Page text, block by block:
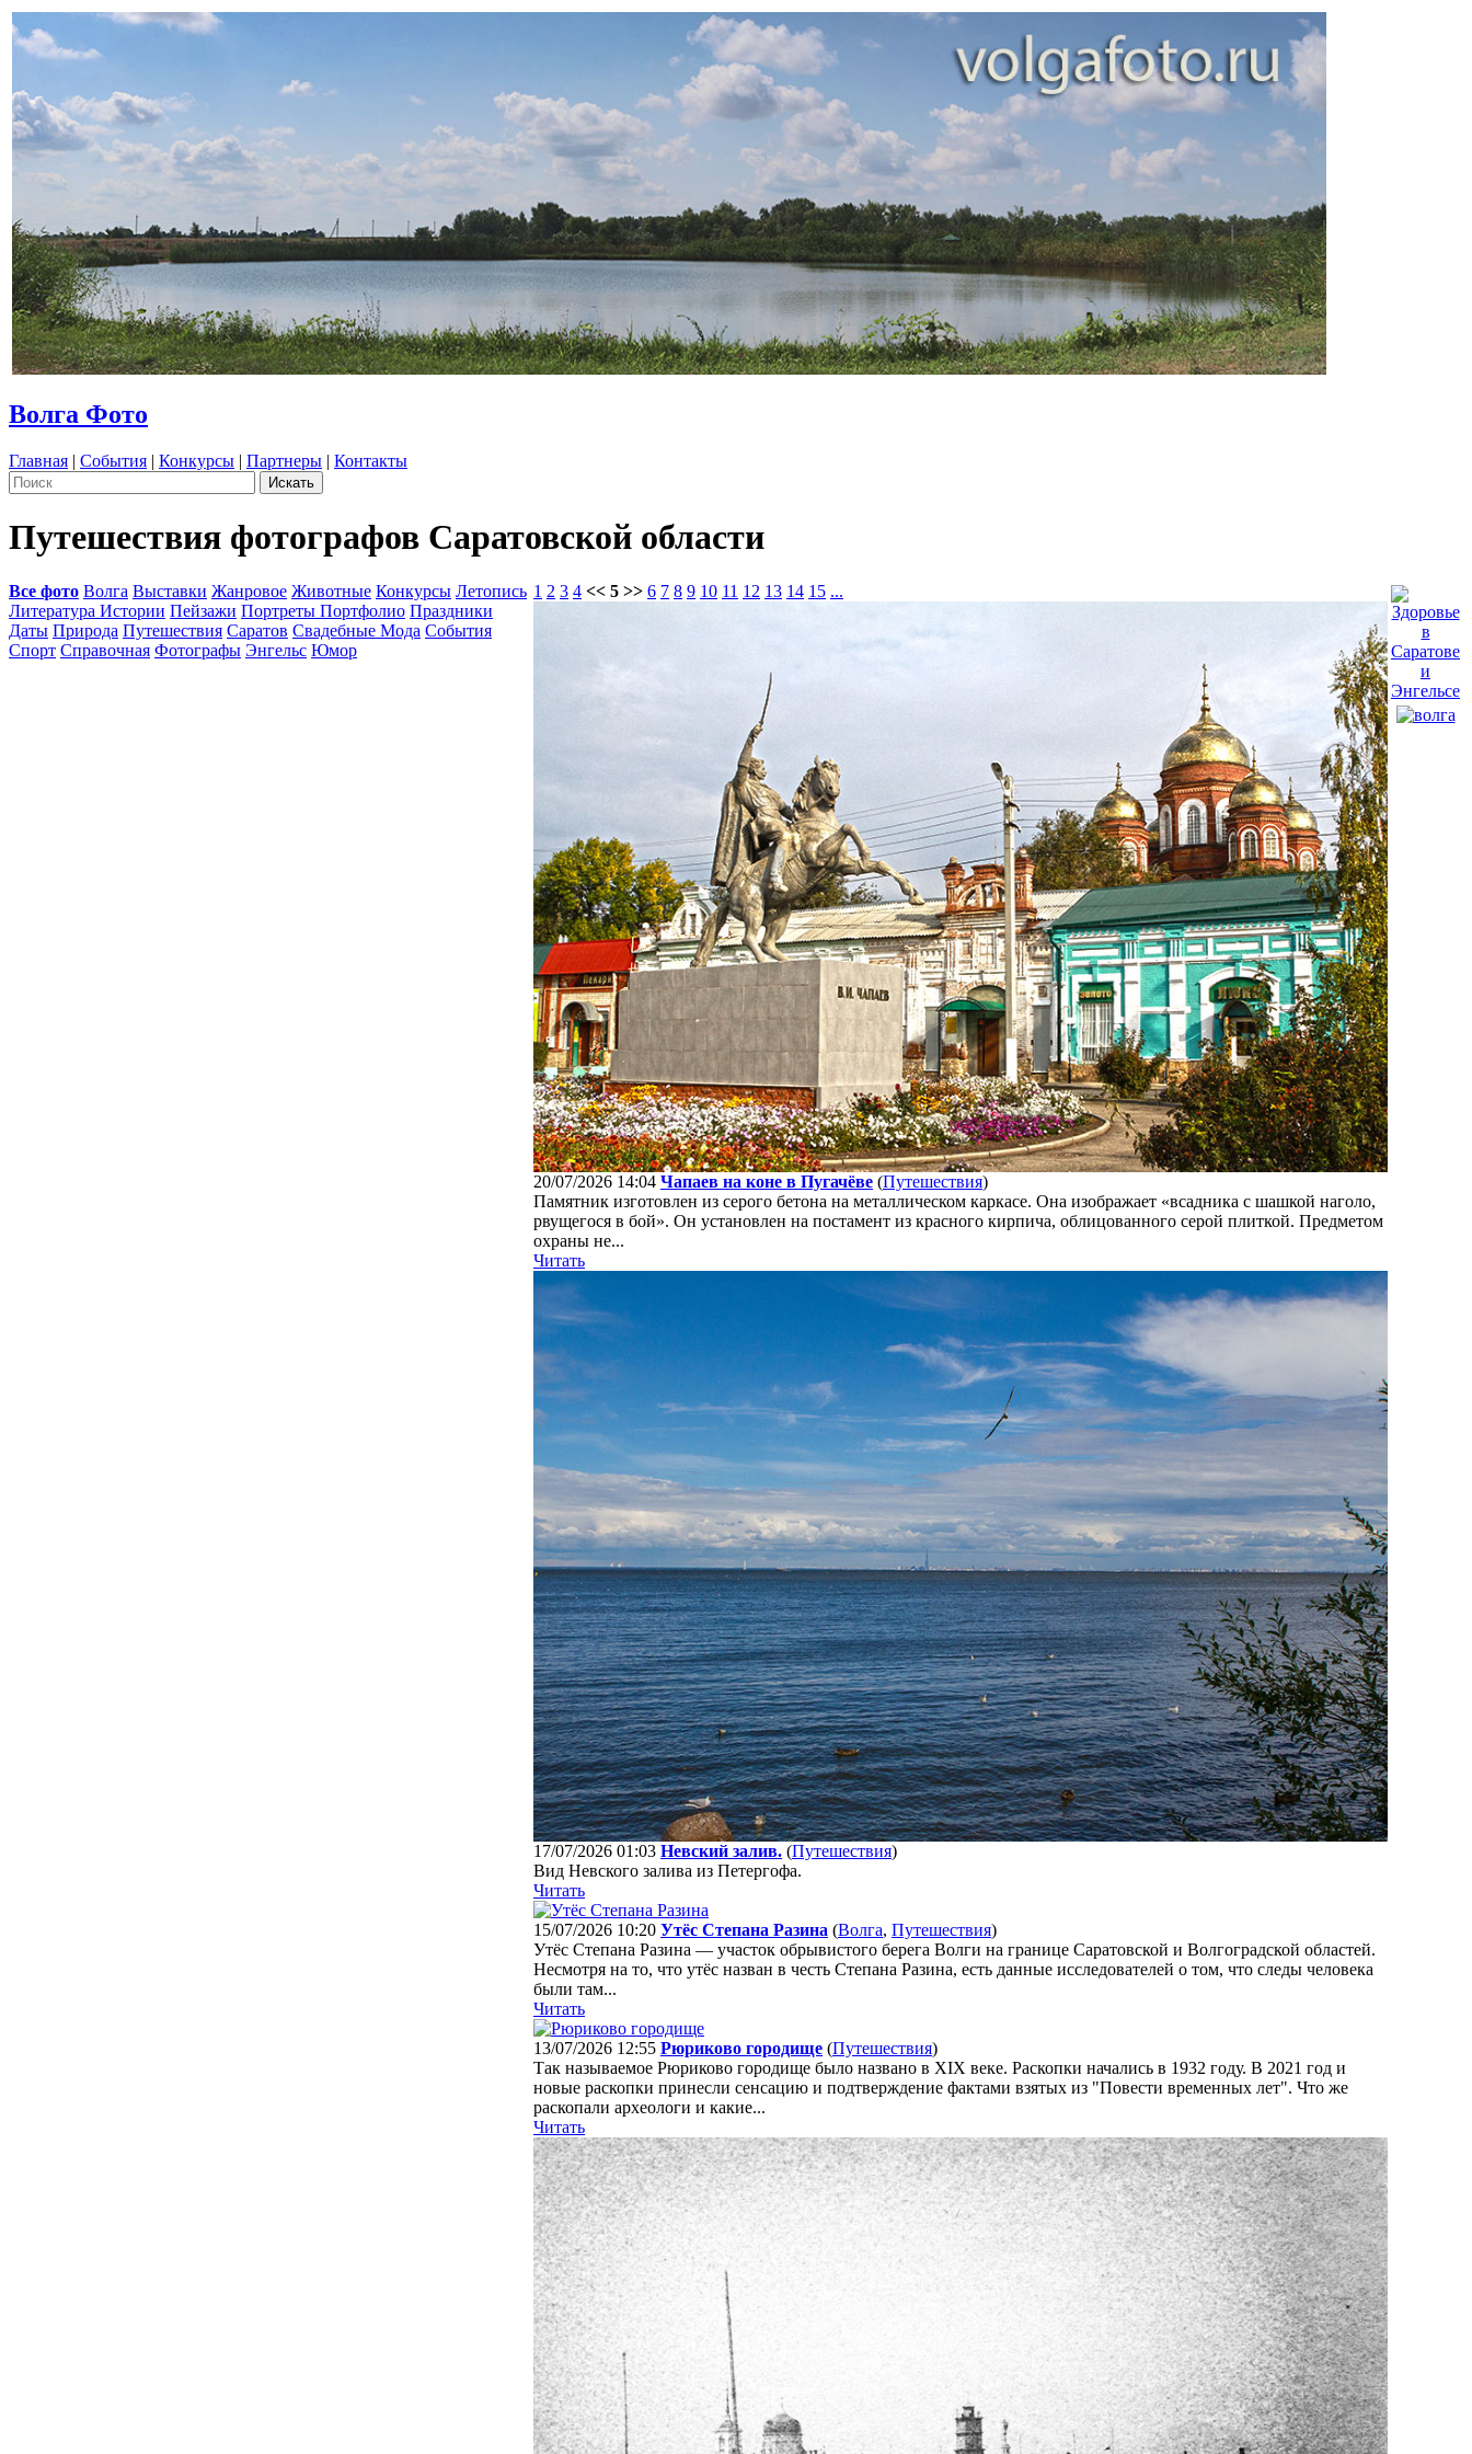
Волга Фото
Главная | События | Конкурсы | Партнеры | Контакты
Путешествия фотографов Саратовской области
Все фото Волга Выставки Жанровое Животные Конкурсы Летопись
Литература Истории Пейзажи Портреты Портфолио Праздники
Даты Природа Путешествия Саратов Свадебные Мода События
Спорт Справочная Фотографы Энгельс Юмор
1 2 3 4 << 5 >> 6 7 8 9 10 11 12 13 14 15 ...
20/07/2026 14:04 Чапаев на коне в Пугачёве (Путешествия)
Памятник изготовлен из серого бетона на металлическом каркасе. Она изображает «всадника с шашкой наголо,
рвущегося в бой». Он установлен на постамент из красного кирпича, облицованного серой плиткой. Предметом
охраны не...
Читать
17/07/2026 01:03 Невский залив. (Путешествия)
Вид Невского залива из Петергофа.
Читать
15/07/2026 10:20 Утёс Степана Разина (Волга, Путешествия)
Утёс Степана Разина — участок обрывистого берега Волги на границе Саратовской и Волгоградской областей.
Несмотря на то, что утёс назван в честь Степана Разина, есть данные исследователей о том, что следы человека
были там...
Читать
13/07/2026 12:55 Рюриково городище (Путешествия)
Так называемое Рюриково городище было названо в XIX веке. Раскопки начались в 1932 году. В 2021 год и
новые раскопки принесли сенсацию и подтверждение фактами взятых из "Повести временных лет". Что же
раскопали археологи и какие...
Читать